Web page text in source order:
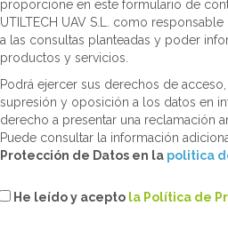
proporcione en este formulario de
UTILTECH UAV S.L. como
a las consultas planteadas y poder
productos y servicios.
Podrá ejercer sus derechos de
supresión y oposición a los datos en
derecho a presentar una reclamación
Puede consultar la información
Protección de Datos en la politica
He leído y acepto la Política de